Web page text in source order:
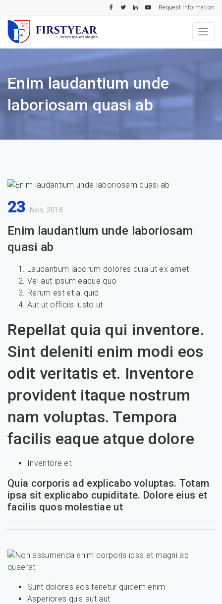
Request Information
Enim laudantium unde
laboriosam quasi ab
23 Nov, 2018
Enim laudantium unde laboriosam
quasi ab
Laudantium laborum dolores quia ut ex amet
Vel aut ipsum eaque quo
Rerum est et aliquid
Aut ut officiis iusto ut
Repellat quia qui inventore.
Sint deleniti enim modi eos
odit veritatis et. Inventore
provident itaque nostrum
nam voluptas. Tempora
facilis eaque atque dolore
Inventore et
Quia corporis ad explicabo voluptas. Totam
ipsa sit explicabo cupiditate. Dolore eius et
facilis quos molestiae ut
Sunt dolores eos tenetur quidem enim
Asperiores quis aut aut